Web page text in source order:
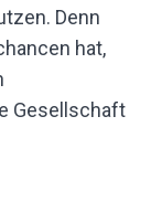
Denn
hat,
Gesellschaft